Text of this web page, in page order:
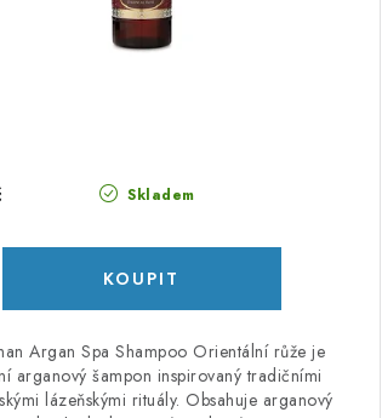
Skladem
Argan Spa Shampoo Orientální růže je
arganový šampon inspirovaný tradičními
lázeňskými rituály. Obsahuje arganový